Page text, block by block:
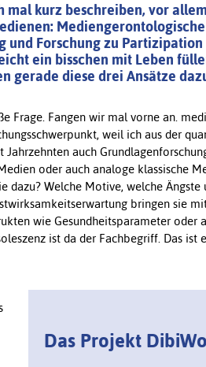
mal kurz beschreiben, vor
Forschung zu Partizipation
ein bisschen mit Leben
gerade diese drei Ansätze
Frage. Fangen wir mal vorne an.
weil ich aus der
auch
oder auch analoge klassische
dazu? Welche Motive, welche Ängste
bringen sie
wie Gesundheitsparameter oder
ist da der Fachbegriff. Das ist
Das Projekt